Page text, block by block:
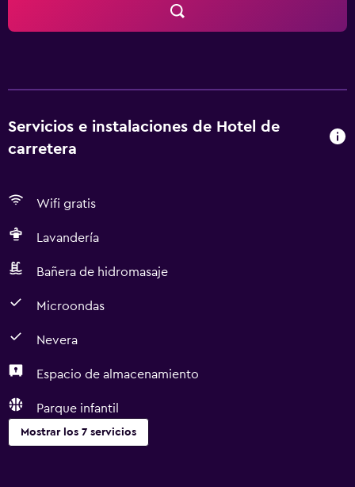
Servicios e instalaciones de Hotel de
carretera
Wifi gratis
Lavandería
Bañera de hidromasaje
Microondas
Nevera
Espacio de almacenamiento
Parque infantil
Mostrar los 7 servicios